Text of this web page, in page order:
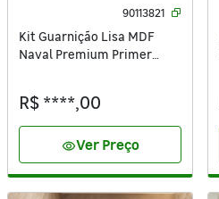
90113821
Kit Guarnição Lisa MDF
Naval Premium Primer
R$ ****,00
visibilityVer Preço